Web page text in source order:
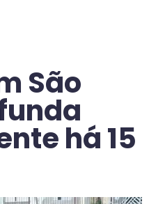
São
há 15